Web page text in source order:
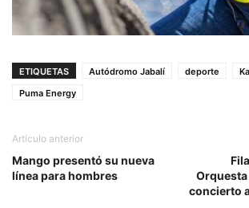
ETIQUETAS Autódromo Jabalí deporte
Puma Energy
Artículo anterior
Mango presentó su nueva
línea para hombres
concierto